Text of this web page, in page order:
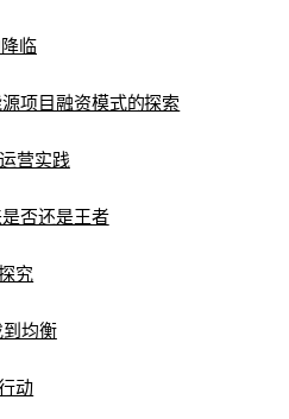
临
项目融资模式的探索
营实践
否还是王者
究
到均衡
动